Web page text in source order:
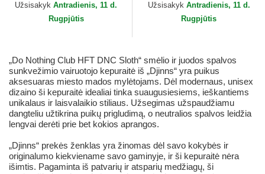
Užsisakyk Antradienis, 11 d.
Rugpjūtis
Užsisakyk Antradienis, 11 d.
Rugpjūtis
„Do Nothing Club HFT DNC Sloth“ smėlio ir juodos spalvos
sunkvežimio vairuotojo kepuraitė iš „Djinns“ yra puikus
aksesuaras miesto mados mylėtojams. Dėl modernaus, unisex
dizaino ši kepuraitė idealiai tinka suaugusiesiems, ieškantiems
unikalaus ir laisvalaikio stiliaus. Užsegimas užspaudžiamu
dangteliu užtikrina puikų prigludimą, o neutralios spalvos leidžia
lengvai derėti prie bet kokios aprangos.
„Djinns“ prekės ženklas yra žinomas dėl savo kokybės ir
originalumo kiekviename savo gaminyje, ir ši kepuraitė nėra
išimtis. Pagaminta iš patvarių ir atsparių medžiagų, ši